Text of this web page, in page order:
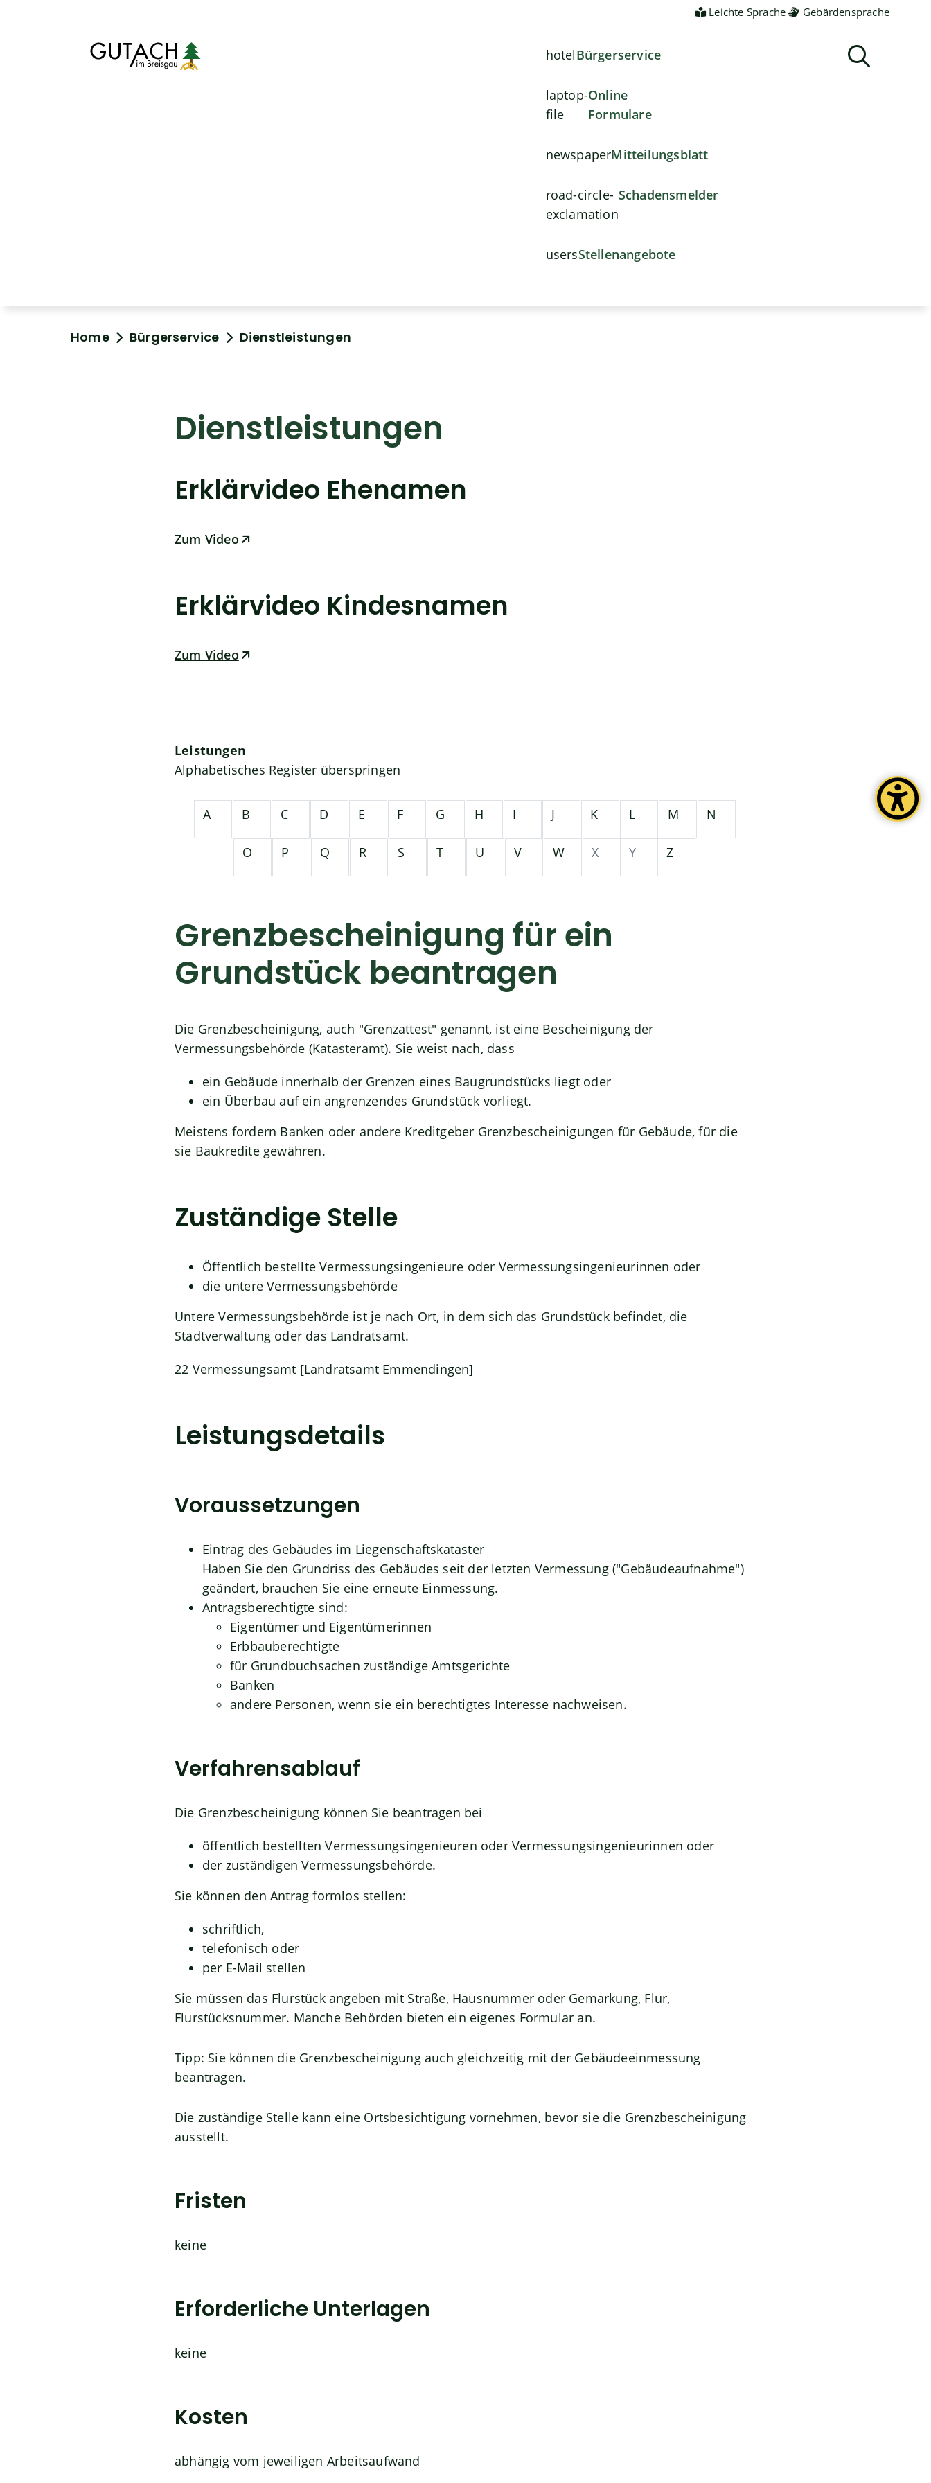
Leichte Sprache Gebärdensprache
hotelBürgerservice
laptop-
file
Online
Formulare
newspaperMitteilungsblatt
road-circle-
exclamation
Schadensmelder
usersStellenangebote
Home Bürgerservice Dienstleistungen
Dienstleistungen
Erklärvideo Ehenamen
Zum Video
Erklärvideo Kindesnamen
Zum Video
Leistungen
Alphabetisches Register überspringen
A B C D E F G H I J K L M N
O P Q R S T U V W X Y Z
Grenzbescheinigung für ein
Grundstück beantragen
Die Grenzbescheinigung, auch "Grenzattest" genannt, ist eine Bescheinigung der
Vermessungsbehörde (Katasteramt). Sie weist nach, dass
ein Gebäude innerhalb der Grenzen eines Baugrundstücks liegt oder
ein Überbau auf ein angrenzendes Grundstück vorliegt.
Meistens fordern Banken oder andere Kreditgeber Grenzbescheinigungen für Gebäude, für die
sie Baukredite gewähren.
Zuständige Stelle
Öffentlich bestellte Vermessungsingenieure oder Vermessungsingenieurinnen oder
die untere Vermessungsbehörde
Untere Vermessungsbehörde ist je nach Ort, in dem sich das Grundstück befindet, die
Stadtverwaltung oder das Landratsamt.
22 Vermessungsamt [Landratsamt Emmendingen]
Leistungsdetails
Voraussetzungen
Eintrag des Gebäudes im Liegenschaftskataster
Haben Sie den Grundriss des Gebäudes seit der letzten Vermessung ("Gebäudeaufnahme")
geändert, brauchen Sie eine erneute Einmessung.
Antragsberechtigte sind:
Eigentümer und Eigentümerinnen
Erbbauberechtigte
für Grundbuchsachen zuständige Amtsgerichte
Banken
andere Personen, wenn sie ein berechtigtes Interesse nachweisen.
Verfahrensablauf
Die Grenzbescheinigung können Sie beantragen bei
öffentlich bestellten Vermessungsingenieuren oder Vermessungsingenieurinnen oder
der zuständigen Vermessungsbehörde.
Sie können den Antrag formlos stellen:
schriftlich,
telefonisch oder
per E-Mail stellen
Sie müssen das Flurstück angeben mit Straße, Hausnummer oder Gemarkung, Flur,
Flurstücksnummer. Manche Behörden bieten ein eigenes Formular an.
Tipp: Sie können die Grenzbescheinigung auch gleichzeitig mit der Gebäudeeinmessung
beantragen.
Die zuständige Stelle kann eine Ortsbesichtigung vornehmen, bevor sie die Grenzbescheinigung
ausstellt.
Fristen
keine
Erforderliche Unterlagen
keine
Kosten
abhängig vom jeweiligen Arbeitsaufwand